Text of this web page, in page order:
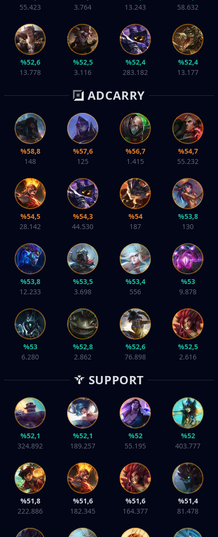
55.423
3.764
13.243
58.632
%52,6
13.778
%52,5
3.116
%52,4
283.182
%52,4
13.177
ADCARRY
%58,8
148
%57,6
125
%56,7
1.415
%54,7
55.232
%54,5
28.142
%54,3
44.530
%54
187
%53,8
130
%53,8
12.233
%53,5
3.698
%53,4
556
%53
9.878
%53
6.280
%52,8
2.862
%52,6
76.898
%52,5
2.616
SUPPORT
%52,1
324.892
%52,1
189.257
%52
55.195
%52
403.777
%51,8
222.886
%51,6
182.345
%51,6
164.377
%51,4
81.478